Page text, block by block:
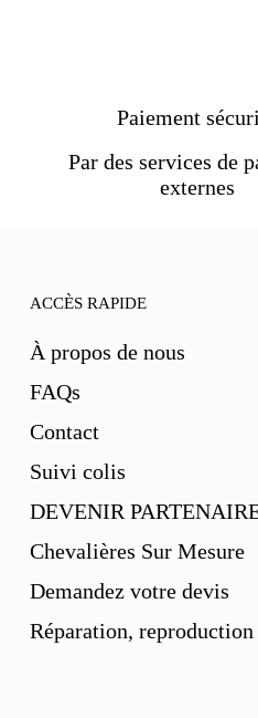
Paiement
Par des services de
externes
ACCÈS RAPIDE
À propos de nous
FAQs
Contact
Suivi colis
DEVENIR
Chevalières Sur Mesure
Demandez votre devis
Réparation, reproduction